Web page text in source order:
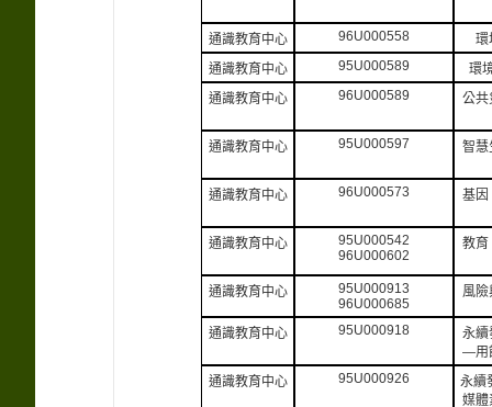
通識教育中心 96U000558
環
通識教育中心
95U000589
環
通識教育中心
96U000589 公共
通識教育中心 95U000597 智慧
通識教育中心 96U000573 基因
通識教育中心
95U000542
96U000602
教育
通識教育中心
95U000913
96U000685
風險
通識教育中心 95U000918
永續
—用
通識教育中心
95U000926
永續
媒體